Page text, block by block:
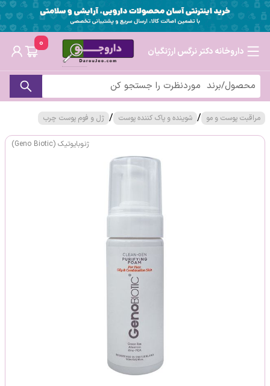
داروخانه دکتر نرگس ارژنگیان
0
مراقبت پوست و مو / شوینده و پاک کننده پوست / ژل و فوم پوست چرب
ژنوبایوتیک (Geno Biotic)